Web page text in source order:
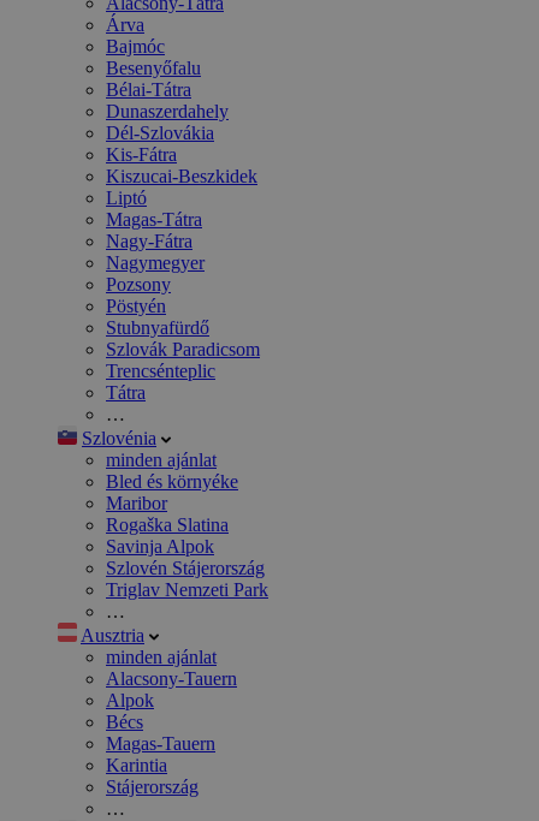
Árva
Bajmóc
Besenyőfalu
Bélai-Tátra
Dunaszerdahely
Dél-Szlovákia
Kis-Fátra
Kiszucai-Beszkidek
Liptó
Magas-Tátra
Nagy-Fátra
Nagymegyer
Pozsony
Pöstyén
Stubnyafürdő
Szlovák Paradicsom
Trencsénteplic
Tátra
…
Szlovénia
minden ajánlat
Bled és környéke
Maribor
Rogaška Slatina
Savinja Alpok
Szlovén Stájerország
Triglav Nemzeti Park
…
Ausztria
minden ajánlat
Alacsony-Tauern
Alpok
Bécs
Magas-Tauern
Karintia
Stájerország
…